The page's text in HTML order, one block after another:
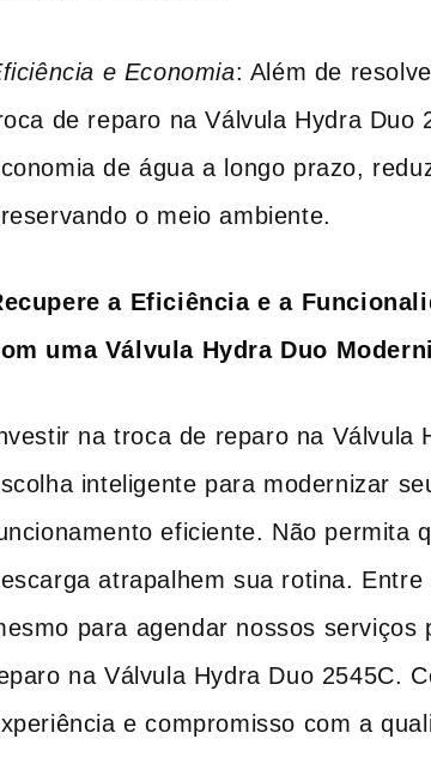
e Economia: Além de
de reparo na Válvula Hydra Duo
de água a longo prazo,
o meio ambiente.
a Eficiência e a
uma Válvula Hydra Duo
na troca de reparo na Válvula
inteligente para modernizar
eficiente. Não permita
atrapalhem sua rotina.
para agendar nossos serviços
na Válvula Hydra Duo 2545C.
e compromisso com a